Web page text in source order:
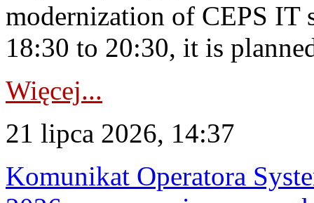
modernization of CEPS IT
18:30 to 20:30, it is
Więcej...
21 lipca 2026, 14:37
Komunikat Operatora